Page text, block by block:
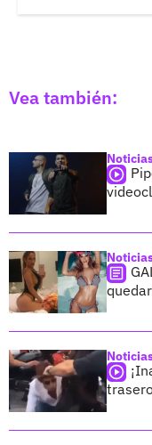
Vea también: